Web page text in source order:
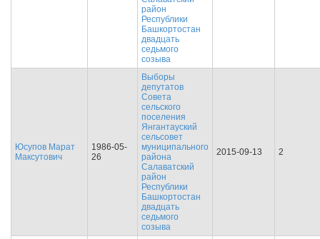
район
Республики
Башкортостан
двадцать
седьмого
созыва
Юсупов Марат
Максутович
1986-05-
26
Выборы
депутатов
Совета
сельского
поселения
Янгантауский
сельсовет
муниципального
района
Салаватский
район
Республики
Башкортостан
двадцать
седьмого
созыва
2015-09-13 2